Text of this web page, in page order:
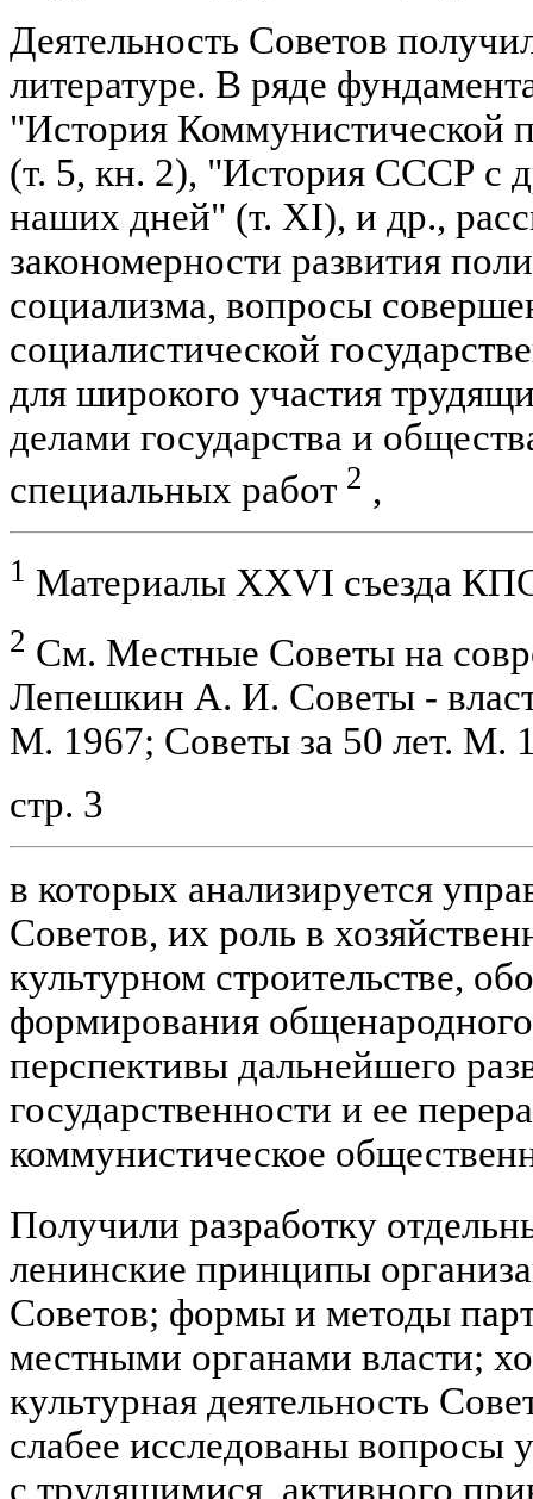
Деятельность Советов
литературе. В ряде
"История Коммунистической
(т. 5, кн. 2), "История СССР с
наших дней" (т. XI), и др.,
закономерности развития
социализма, вопросы
социалистической
для широкого участия
делами государства и
специальных работ 2 ,
1 Материалы XXVI съезда
2 См. Местные Советы на
Лепешкин А. И. Советы -
М. 1967; Советы за 50 лет. М.
стр. 3
в которых анализируется
Советов, их роль в
культурном строительстве,
формирования общенародного
перспективы дальнейшего
государственности и ее
коммунистическое
Получили разработку
ленинские принципы
Советов; формы и методы
местными органами власти;
культурная деятельность
слабее исследованы вопросы
с трудящимися, активного